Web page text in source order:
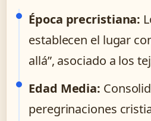
Época precristiana:
establecen el lugar
allá”, asociado a los
Edad Media:
peregrinaciones